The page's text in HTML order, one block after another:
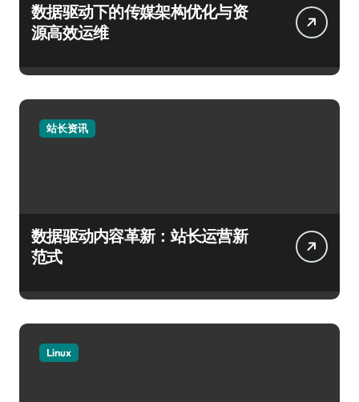
数据驱动下的传媒架构优化与资
源高效运维
站长资讯
数据驱动内容革新：站长运营新
范式
Linux